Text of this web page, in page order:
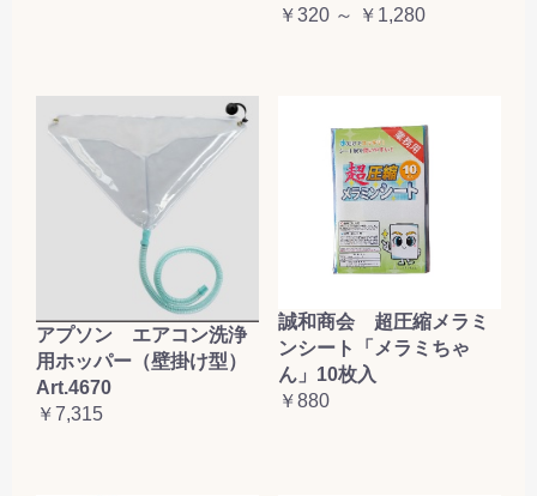
￥320 ～ ￥1,280
アプソン エアコン洗浄
用ホッパー（壁掛け型）
Art.4670
￥7,315
誠和商会 超圧縮メラミ
ンシート「メラミちゃ
ん」10枚入
￥880